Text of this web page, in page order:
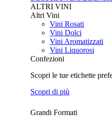
ALTRI VINI
Altri Vini
Vini Rosati
Vini Dolci
Vini Aromatizzati
Vini Liquorosi
Confezioni
Scopri le tue etichette
Scopri di più
Grandi Formati